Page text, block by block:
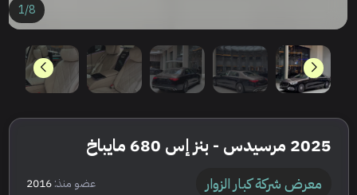
1/8
2025 مرسيدس - بنز إس 680 مايباخ
معرض شركة كبار الزوار عضو منذ:2016